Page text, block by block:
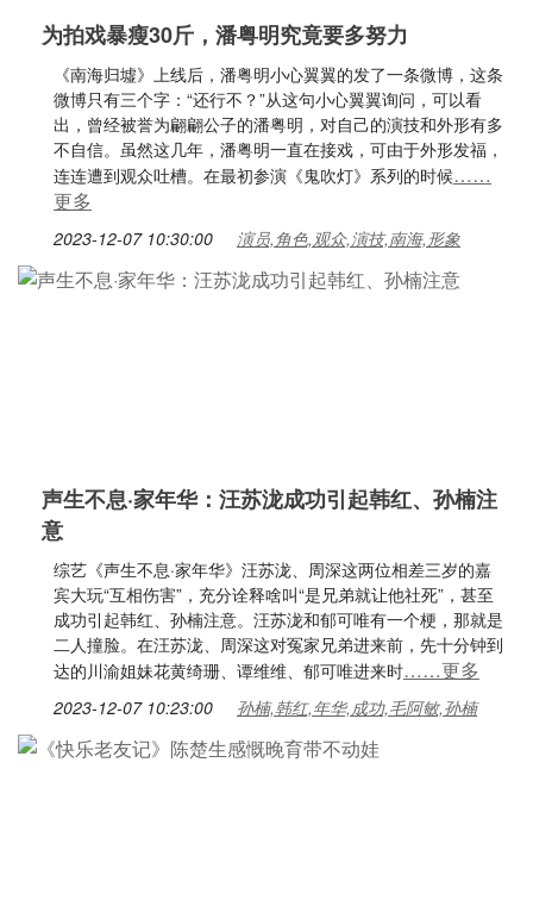
为拍戏暴瘦30斤，潘粤明究竟要多努力
《南海归墟》上线后，潘粤明小心翼翼的发了一条微博，这条
微博只有三个字：“还行不？”从这句小心翼翼询问，可以看
出，曾经被誉为翩翩公子的潘粤明，对自己的演技和外形有多
不自信。虽然这几年，潘粤明一直在接戏，可由于外形发福，
连连遭到观众吐槽。在最初参演《鬼吹灯》系列的时候……
更多
2023-12-07 10:30:00 演员,角色,观众,演技,南海,形象
声生不息·家年华：汪苏泷成功引起韩红、孙楠注
意
综艺《声生不息·家年华》汪苏泷、周深这两位相差三岁的嘉
宾大玩“互相伤害”，充分诠释啥叫“是兄弟就让他社死”，甚至
成功引起韩红、孙楠注意。汪苏泷和郁可唯有一个梗，那就是
二人撞脸。在汪苏泷、周深这对冤家兄弟进来前，先十分钟到
达的川渝姐妹花黄绮珊、谭维维、郁可唯进来时……更多
2023-12-07 10:23:00 孙楠,韩红,年华,成功,毛阿敏,孙楠